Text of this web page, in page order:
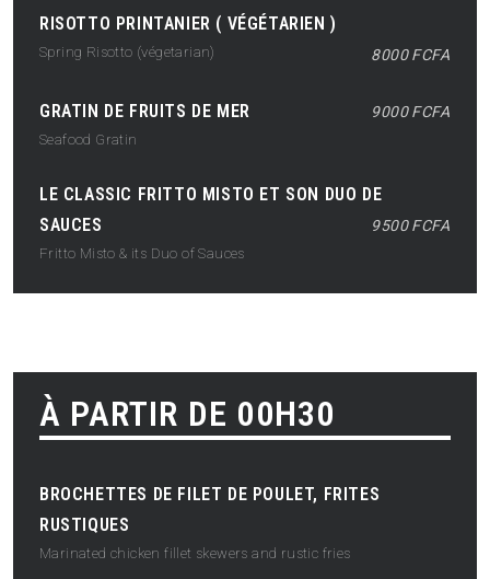
RISOTTO PRINTANIER ( VÉGÉTARIEN )
8000 FCFA
Spring Risotto (végetarian)
GRATIN DE FRUITS DE MER 9000 FCFA
Seafood Gratin
LE CLASSIC FRITTO MISTO ET SON DUO DE
SAUCES
9500 FCFA
Fritto Misto & its Duo of Sauces
À PARTIR DE 00H30
BROCHETTES DE FILET DE POULET, FRITES
RUSTIQUES
Marinated chicken fillet skewers and rustic fries